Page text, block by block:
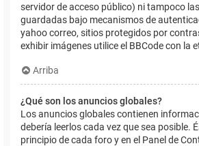
servidor de acceso público) ni tampoco
guardadas bajo mecanismos de
yahoo correo, sitios protegidos por
exhibir imágenes utilice el BBCode con la
Arriba
¿Qué son los anuncios globales?
Los anuncios globales contienen
debería leerlos cada vez que sea posible.
principio de cada foro y en el Panel de